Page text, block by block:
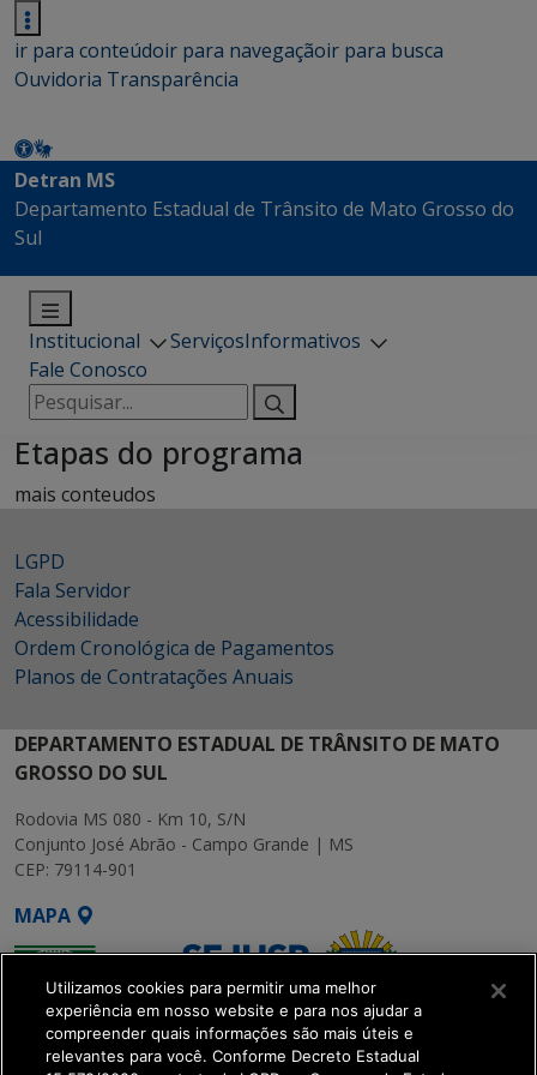
ir para conteúdoir para navegaçãoir para busca
Ouvidoria Transparência
Detran MS
Departamento Estadual de Trânsito de Mato Grosso do
Sul
Institucional ServiçosInformativos
Fale Conosco
Pesquisar
por:
Etapas do programa
mais conteudos
LGPD
Fala Servidor
Acessibilidade
Ordem Cronológica de Pagamentos
Planos de Contratações Anuais
DEPARTAMENTO ESTADUAL DE TRÂNSITO DE MATO
GROSSO DO SUL
Rodovia MS 080 - Km 10, S/N
Conjunto José Abrão - Campo Grande | MS
CEP: 79114-901
MAPA
Utilizamos cookies para permitir uma melhor
experiência em nosso website e para nos ajudar a
compreender quais informações são mais úteis e
relevantes para você. Conforme Decreto Estadual